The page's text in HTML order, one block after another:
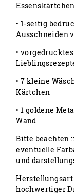
Essenskärtchen
• 1-seitig
Ausschneiden
•
• 7 kleine
Kärtchen
• 1 goldene
Wand
Bitte beachten ::
eventuelle
und
Herstellungsart
hochwertiger